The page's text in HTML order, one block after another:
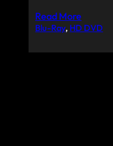
Read More
Blu-Ray, HD DVD